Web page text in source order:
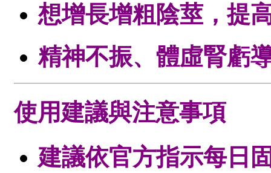
想增長增粗陰莖，提
精神不振、體虛腎虧
使用建議與注意事項
建議依官方指示每日